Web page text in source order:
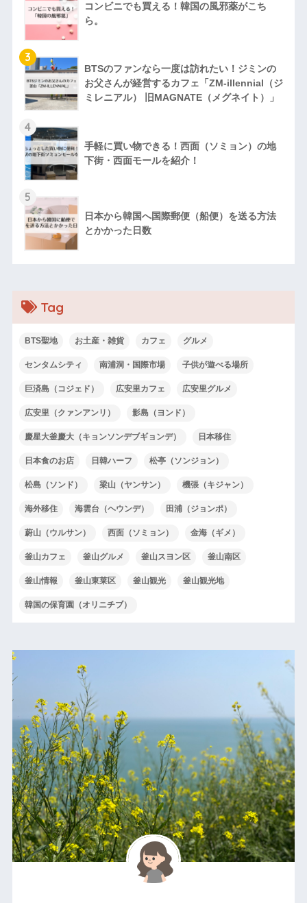
コンビニでも買える！韓国の風邪薬がこち
ら。
3
BTSのファンなら一度は訪れたい！ジミンの
お父さんが経営するカフェ「ZM‐illennial（ジ
ミレニアル） 旧MAGNATE（メグネイト）」
4
手軽に買い物できる！西面（ソミョン）の地
下街・西面モールを紹介！
5
日本から韓国へ国際郵便（船便）を送る方法
とかかった日数
Tag
BTS聖地 お土産・雑貨 カフェ グルメ
センタムシティ 南浦洞・国際市場 子供が遊べる場所
巨済島（コジェド） 広安里カフェ 広安里グルメ
広安里（クァンアンリ） 影島（ヨンド）
慶星大釜慶大（キョンソンデブギョンデ） 日本移住
日本食のお店 日韓ハーフ 松亭（ソンジョン）
松島（ソンド） 梁山（ヤンサン） 機張（キジャン）
海外移住 海雲台（ヘウンデ） 田浦（ジョンポ）
蔚山（ウルサン） 西面（ソミョン） 金海（ギメ）
釜山カフェ 釜山グルメ 釜山スヨン区 釜山南区
釜山情報 釜山東莱区 釜山観光 釜山観光地
韓国の保育園（オリニチブ）